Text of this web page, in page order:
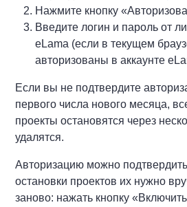
Нажмите кнопку
Введите логин и пароль от
eLama (если в текущем
авторизованы в аккаунте
Если вы не подтвердите
первого числа нового месяца,
проекты остановятся через
удалятся.
Авторизацию можно
остановки проектов их нужно
заново: нажать кнопку